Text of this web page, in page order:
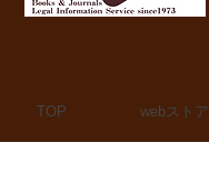
TOP webストア